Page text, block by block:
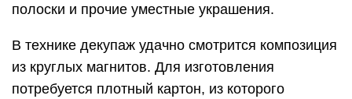
полоски и прочие уместные украшения.
В технике декупаж удачно смотрится композиция
из круглых магнитов. Для изготовления
потребуется плотный картон, из которого